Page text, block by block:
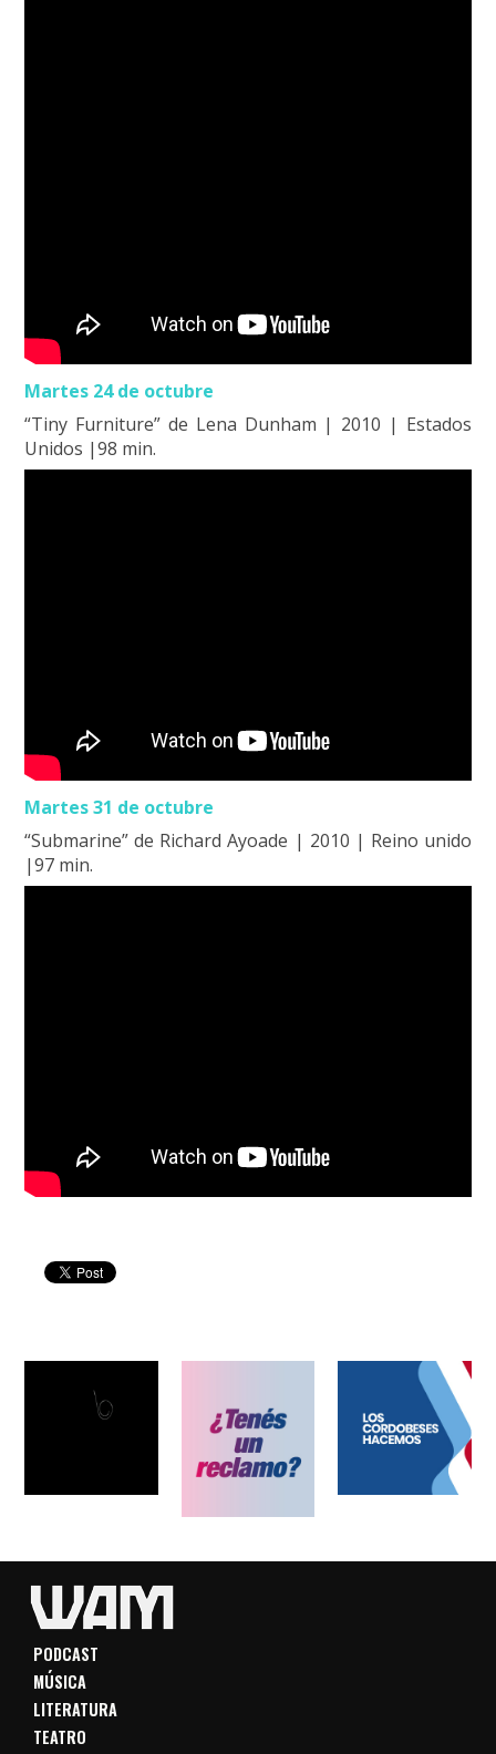
Martes 24 de octubre
“Tiny Furniture” de Lena Dunham | 2010 | Estados
Unidos |98 min.
Martes 31 de octubre
“Submarine” de Richard Ayoade | 2010 | Reino unido
|97 min.
PODCAST
MÚSICA
LITERATURA
TEATRO